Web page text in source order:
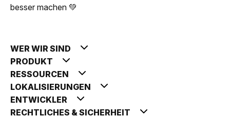
besser machen 💚
WER WIR SIND
PRODUKT
RESSOURCEN
LOKALISIERUNGEN
ENTWICKLER
RECHTLICHES & SICHERHEIT